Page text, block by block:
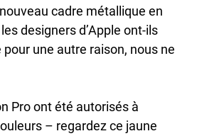
cadre métallique en
designers d’Apple ont-ils
une autre raison, nous ne
Pro ont été autorisés à
– regardez ce jaune